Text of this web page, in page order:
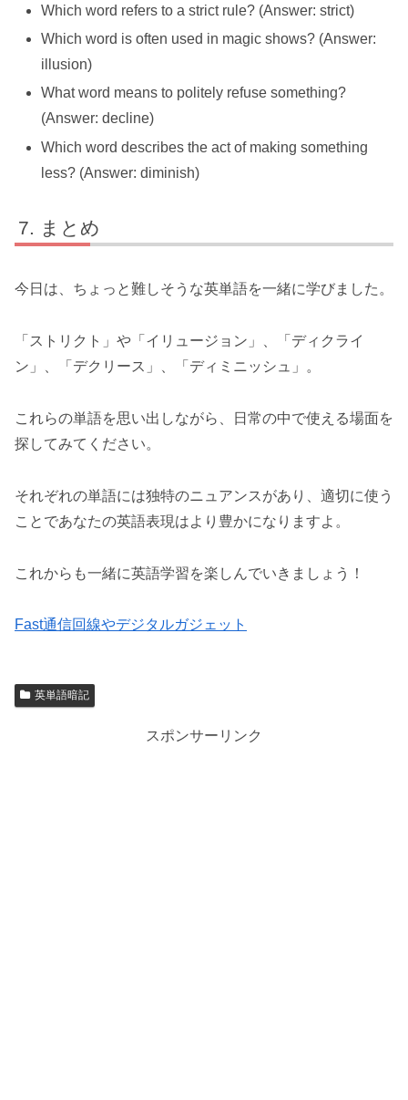
Which word refers to a strict rule? (Answer: strict)
Which word is often used in magic shows? (Answer:
illusion)
What word means to politely refuse something?
(Answer: decline)
Which word describes the act of making something
less? (Answer: diminish)
まとめ
今日は、ちょっと難しそうな英単語を一緒に学びました。
「ストリクト」や「イリュージョン」、「ディクライ
ン」、「デクリース」、「ディミニッシュ」。
これらの単語を思い出しながら、日常の中で使える場面を
探してみてください。
それぞれの単語には独特のニュアンスがあり、適切に使う
ことであなたの英語表現はより豊かになりますよ。
これからも一緒に英語学習を楽しんでいきましょう！
Fast通信回線やデジタルガジェット
英単語暗記
スポンサーリンク